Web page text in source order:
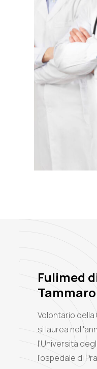
Fulimed
Tammaro
Volontario della
si laurea
l'Università
l'ospedale di